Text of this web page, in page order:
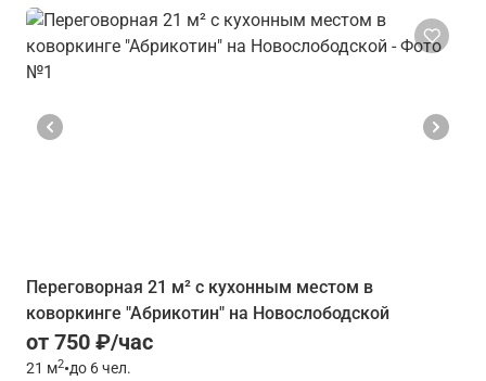
Переговорная 21 м² с кухонным местом в
коворкинге "Абрикотин" на Новослободской
от 750 ₽/час
21 м2•до 6 чел.